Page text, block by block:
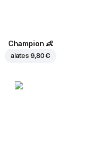
Champion 👶
alates 9,80 €